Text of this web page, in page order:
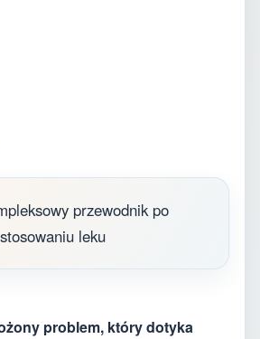
przewodnik po
leku
problem, który dotyka